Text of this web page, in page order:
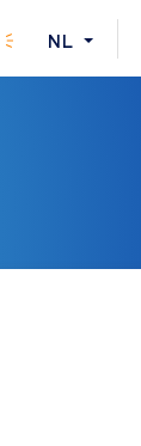
NL